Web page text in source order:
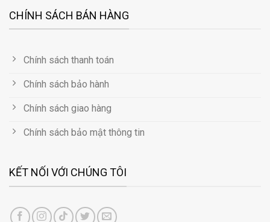
CHÍNH SÁCH BÁN HÀNG
Chính sách thanh toán
Chính sách bảo hành
Chính sách giao hàng
Chính sách bảo mật thông tin
KẾT NỐI VỚI CHÚNG TÔI